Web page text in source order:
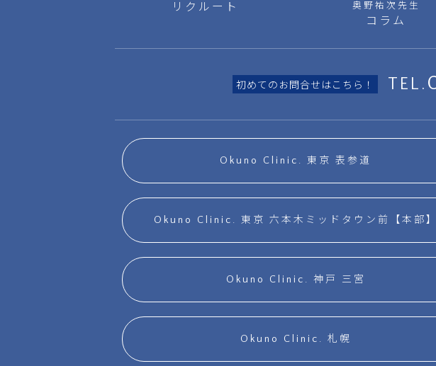
リクルート 奥野祐次先生
コラム
初めてのお問合せはこちら！ TEL.
Okuno Clinic. 東京 表参道
Okuno Clinic. 東京 六本木ミッドタウン前【本部】
Okuno Clinic. 神戸 三宮
Okuno Clinic. 札幌